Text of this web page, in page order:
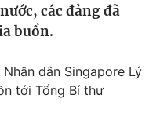
các đảng đã
buồn.
dân Singapore Lý
tới Tổng Bí thư